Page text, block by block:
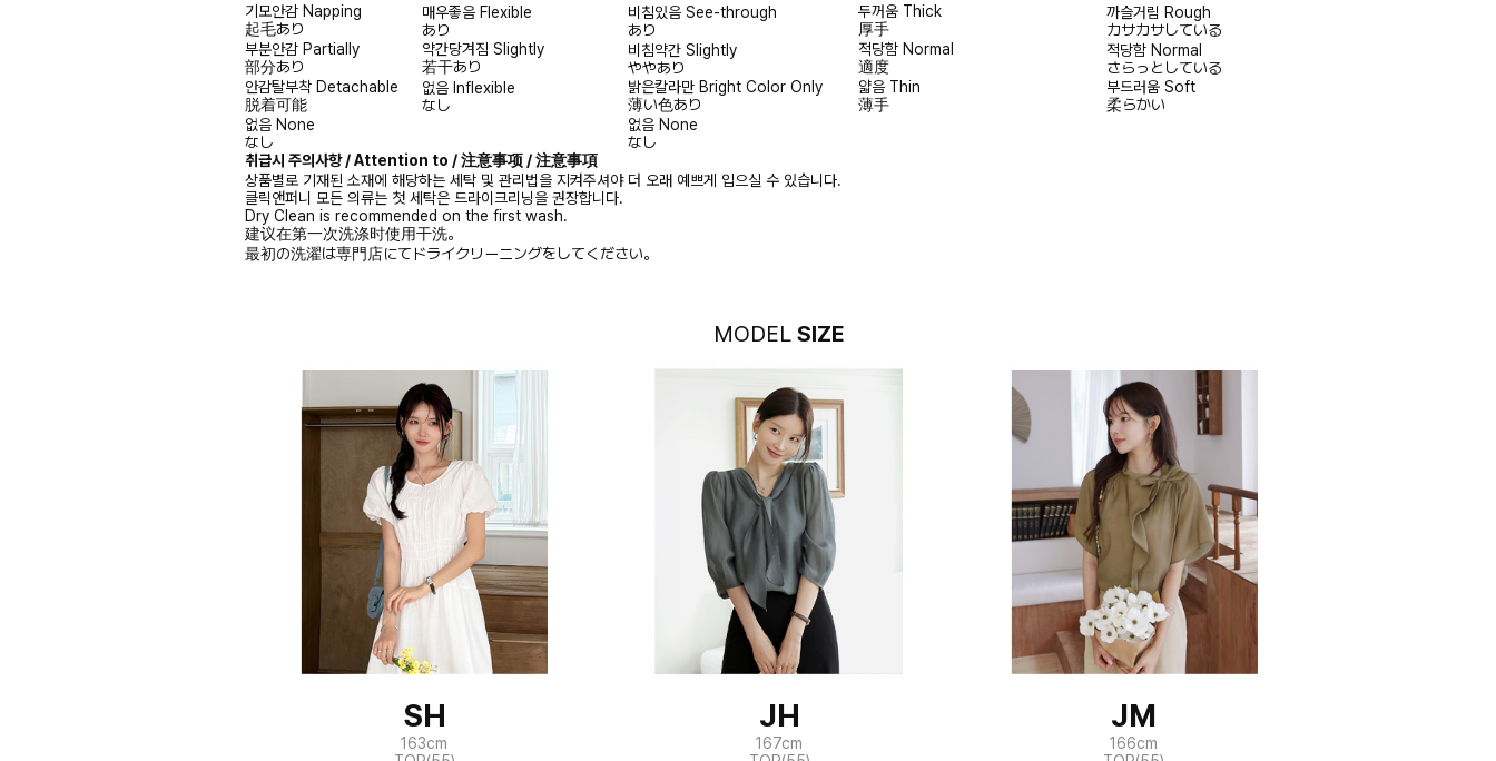
기모안감 Napping
起毛あり
매우좋음 Flexible
あり
비침있음 See-through
あり
두꺼움 Thick
厚手
까슬거림 Rough
カサカサしている
부분안감 Partially
部分あり
약간당겨짐 Slightly
若干あり
비침약간 Slightly
ややあり
적당함 Normal
適度
적당함 Normal
さらっとしている
안감탈부착 Detachable
脱着可能
없음 Inflexible
なし
밝은칼라만 Bright Color Only
薄い色あり
얇음 Thin
薄手
부드러움 Soft
柔らかい
없음 None
なし
없음 None
なし
취급시 주의사항 / Attention to / 注意事项 / 注意事項
상품별로 기재된 소재에 해당하는 세탁 및 관리법을 지켜주셔야 더 오래 예쁘게 입으실 수 있습니다.
클릭앤퍼니 모든 의류는 첫 세탁은 드라이크리닝을 권장합니다.
Dry Clean is recommended on the first wash.
建议在第一次洗涤时使用干洗。
最初の洗濯は専門店にてドライクリーニングをしてください。
MODEL SIZE
SH
163cm
JH
167cm
JM
166cm